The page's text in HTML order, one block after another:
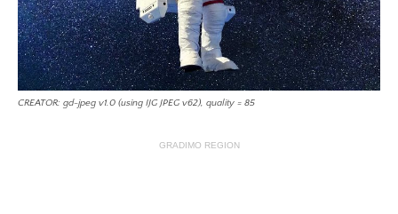
CREATOR: gd-jpeg v1.0 (using IJG JPEG v62), quality = 85
GRADIMO REGION